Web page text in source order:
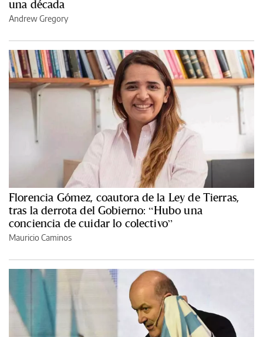
una década
Andrew Gregory
Florencia Gómez, coautora de la Ley de Tierras,
tras la derrota del Gobierno: “Hubo una
conciencia de cuidar lo colectivo”
Mauricio Caminos